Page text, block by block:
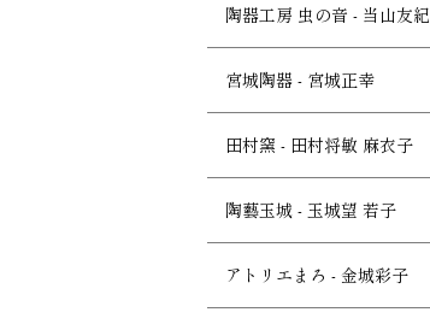
陶器工房 虫の音 - 当山友紀
宮城陶器 - 宮城正幸
田村窯 - 田村将敏 麻衣子
陶藝玉城 - 玉城望 若子
アトリエまろ - 金城彩子